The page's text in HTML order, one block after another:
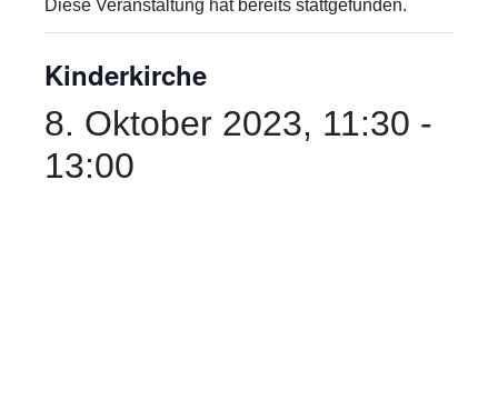
Diese Veranstaltung hat bereits stattgefunden.
Kinderkirche
8. Oktober 2023, 11:30 -
13:00